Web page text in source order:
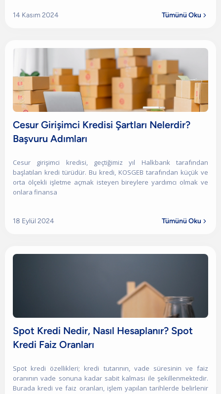
14 Kasım 2024 Tümünü Oku 
Cesur Girişimci Kredisi Şartları Nelerdir?
Başvuru Adımları
Cesur girişimci kredisi, geçtiğimiz yıl Halkbank tarafından
başlatılan kredi türüdür. Bu kredi, KOSGEB tarafından küçük ve
orta ölçekli işletme açmak isteyen bireylere yardımcı olmak ve
onlara finansa
18 Eylül 2024 Tümünü Oku 
Spot Kredi Nedir, Nasıl Hesaplanır? Spot
Kredi Faiz Oranları
Spot kredi özellikleri; kredi tutarının, vade süresinin ve faiz
oranının vade sonuna kadar sabit kalması ile şekillenmektedir.
Burada kredi ve faiz oranları, işlem yapılan tarihlerde belirlenir